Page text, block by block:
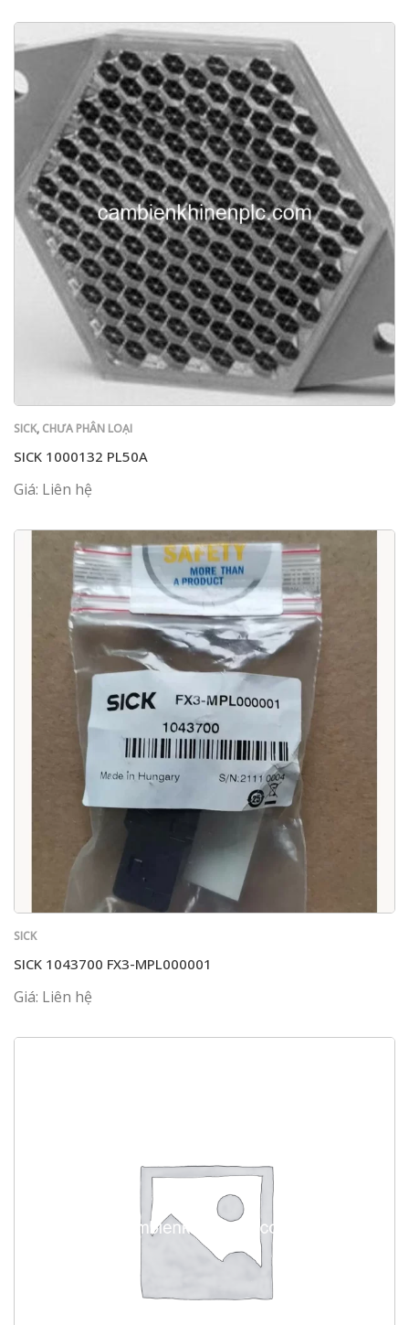
SICK, CHƯA PHÂN LOẠI
SICK 1000132 PL50A
Giá: Liên hệ
SICK
SICK 1043700 FX3-MPL000001
Giá: Liên hệ